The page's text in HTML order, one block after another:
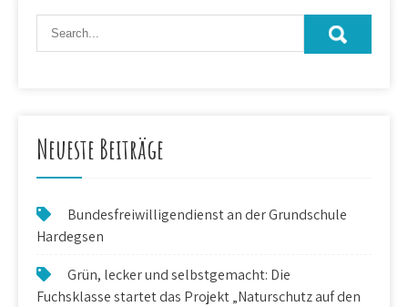
Neueste Beiträge
Bundesfreiwilligendienst an der Grundschule
Hardegsen
Grün, lecker und selbstgemacht: Die
Fuchsklasse startet das Projekt „Naturschutz auf den